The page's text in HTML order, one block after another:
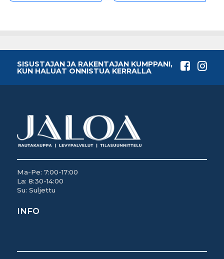
SISUSTAJAN JA RAKENTAJAN KUMPPANI,
KUN HALUAT ONNISTUA KERRALLA
Ma-Pe: 7:00-17:00
La: 8:30-14:00
Su: Suljettu
INFO